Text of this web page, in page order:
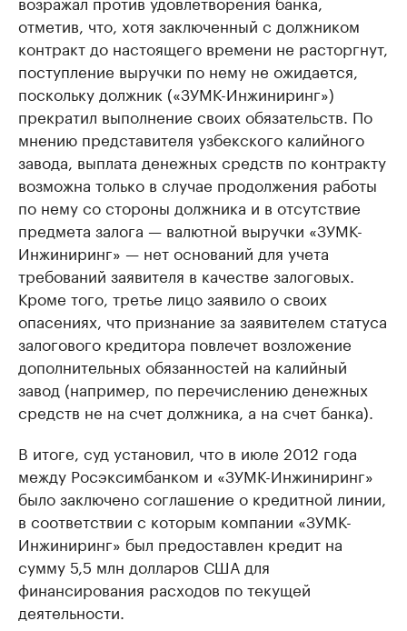
отметив, что, хотя ​заключенный с должником
контракт до настоящего времени не расторгнут,
поступление выручки по нему не ожидается,
поскольку должник («ЗУМК-Инжиниринг»)
прекратил выполнение своих обязательств. По
мнению представителя узбекского калийного
завода, выплата денежных средств по контракту
возможна только в случае продолжения работы
по нему со стороны должника и в отсутствие
предмета залога — валютной выручки «ЗУМК-
Инжиниринг» — нет оснований для учета
требований заявителя в качестве залоговых.
Кроме того, третье лицо заявило о своих
опасениях, что признание за заявителем статуса
залогового кредитора повлечет возложение
дополнительных обязанностей на калийный
завод (например, по перечислению денежных
средств не на счет должника, а на счет банка).
В итоге, суд установил, что в июле 2012 года
между Росэксимбанком и «ЗУМК-Инжиниринг»
было заключено соглашение о кредитной линии,
в соответствии с которым компании «ЗУМК-
Инжиниринг» был предоставлен кредит на
сумму 5,5 млн долларов США для
финансирования расходов по текущей
деятельности.